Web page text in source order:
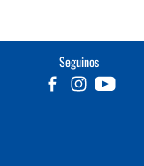
Seguinos